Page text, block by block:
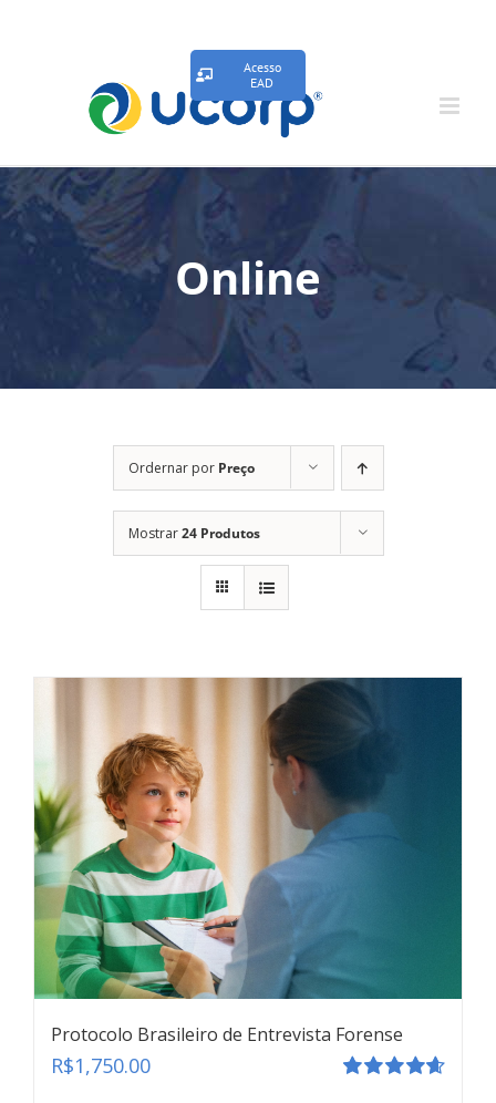
Acesso
EAD
Online
Ordernar por Preço
Mostrar24 Produtos
Protocolo Brasileiro de Entrevista Forense
R$1,750.00